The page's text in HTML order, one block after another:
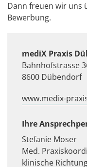
Dann freuen wir uns
Bewerbung.
mediX Praxis
Bahnhofstrasse
8600 Dübendorf
www.medix-
Ihre
Stefanie Moser
Med.
klinische